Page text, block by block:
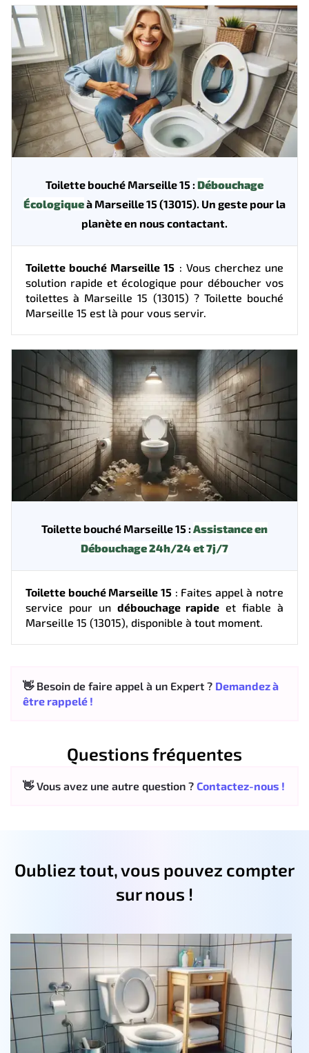
Toilette bouché Marseille 15 : Débouchage
Écologiqueà Marseille 15 (13015). Un geste pour la
planète en nous contactant.
Toilette bouché Marseille 15 : Vous cherchez une
solution rapide et écologique pour déboucher vos
toilettes à Marseille 15 (13015) ? Toilette bouché
Marseille 15 est là pour vous servir.
Toilette bouché Marseille 15 : Assistance en
Débouchage 24h/24 et 7j/7
Toilette bouché Marseille 15: Faites appel à notre
service pour un débouchage rapide et fiable à
Marseille 15 (13015), disponible à tout moment.
👋 Besoin de faire appel à un Expert ? Demandez à
être rappelé !
Questions fréquentes
👋 Vous avez une autre question ? Contactez-nous !
Oubliez tout, vous pouvez compter
sur nous !